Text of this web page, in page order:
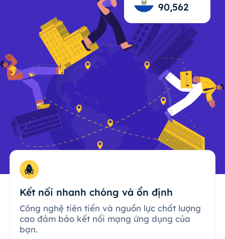
90,563
Kết nối nhanh chóng và ổn định
Công nghệ tiên tiến và nguồn lực chất lượng
cao đảm bảo kết nối mạng ứng dụng của
bạn.